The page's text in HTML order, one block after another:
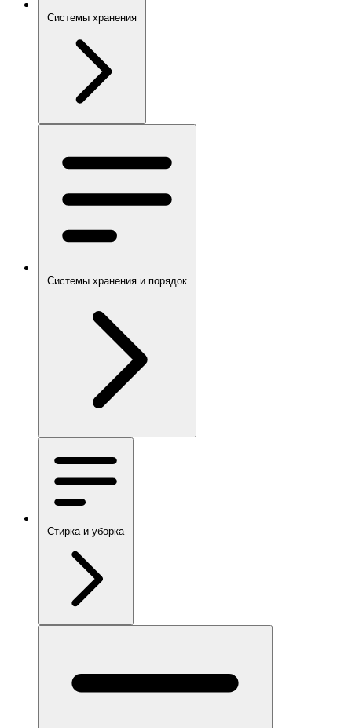
Системы хранения
Системы хранения и порядок
Стирка и уборка